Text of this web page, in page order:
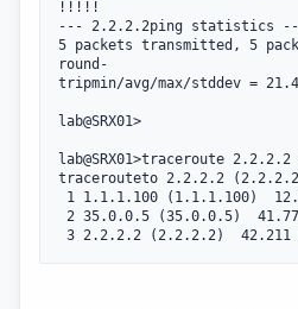
!!!!!
--- 2.2.2.2ping statistics
5 packets transmitted, 5
round-
tripmin/avg/max/stddev =
lab@SRX01>
lab@SRX01>traceroute
tracerouteto 2.2.2.2 (2.2.2.2)
1 1.1.1.100 (1.1.1.100)
2 35.0.0.5 (35.0.0.5)
3 2.2.2.2 (2.2.2.2)  42.211